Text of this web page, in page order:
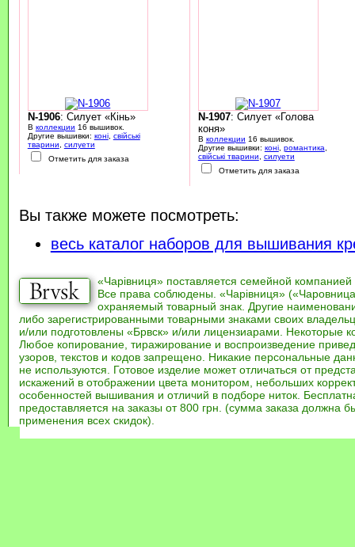
N-1906: Силует «Кінь»
В коллекции 16 вышивок.
Другие вышивки: коні, свійські
тварини, силуети
Отметить для заказа
N-1907: Силует «Голова
коня»
В коллекции 16 вышивок.
Другие вышивки: коні, романтика,
свійські тварини, силуети
Отметить для заказа
Вы также можете посмотреть:
весь каталог наборов для вышивания
«Чарівниця» поставляется семейной компанией
Все права соблюдены. «Чарівниця»
охраняемый товарный знак. Другие
либо зарегистрированными товарными знаками своих
и/или подготовлены «Брвск» и/или лицензиарами. Некоторые
Любое копирование, тиражирование и воспроизведение
узоров, текстов и кодов запрещено. Никакие персональные
не используются. Готовое изделие может отличаться от
искажений в отображении цвета монитором, небольших
особенностей вышивания и отличий в подборе ниток.
предоставляется на заказы от 800 грн. (сумма заказа должна
применения всех скидок).